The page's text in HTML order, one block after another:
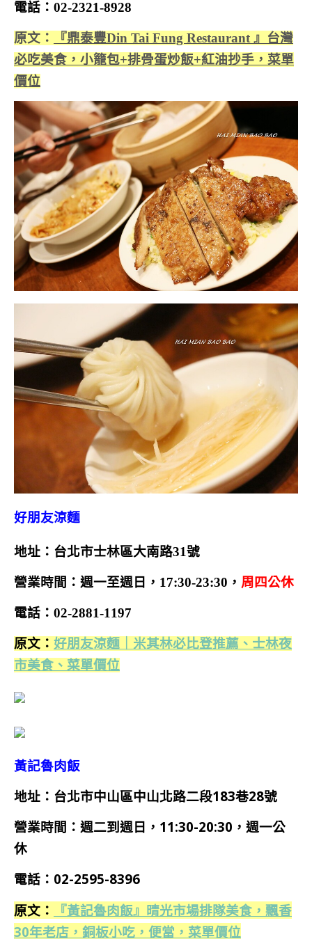
電話：02-2321-8928
原文：
『鼎泰豐Din Tai Fung Restaurant 』台灣
必吃美食，小籠包+排骨蛋炒飯+紅油抄手，菜單
價位
好朋友涼麵
地址：台北市士林區大南路31號
營業時間：週一至週日，17:30-23:30， 周四公休
電話：02-2881-1197
原文： 好朋友涼麵｜米其林必比登推薦、士林夜
市美食、菜單價位
黃記魯肉飯
地址：台北市中山區中山北路二段183巷28號
營業時間：週二到週日，11:30-20:30，週一公
休
電話：02-2595-8396
原文：
『黃記魯肉飯』晴光市場排隊美食，飄香
30年老店，銅板小吃，便當，菜單價位